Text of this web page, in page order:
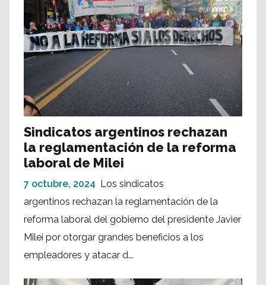
Sindicatos argentinos rechazan
la reglamentación de la reforma
laboral de Milei
7 octubre, 2024 Los sindicatos
argentinos rechazan la reglamentación de la
reforma laboral del gobierno del presidente Javier
Milei por otorgar grandes beneficios a los
empleadores y atacar d...